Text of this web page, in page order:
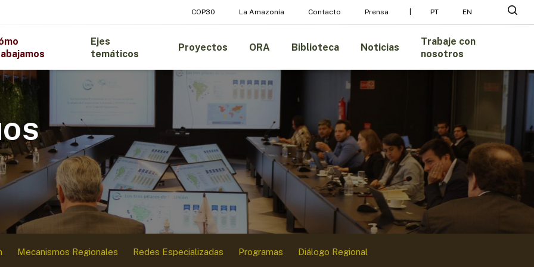
COP30 La Amazonía Contacto Prensa PT EN
Ejes
temáticos
Proyectos ORA Biblioteca Noticias
Trabaje con
nosotros
Mecanismos Regionales Redes Especializadas Programas Diálogo Regional
Menu